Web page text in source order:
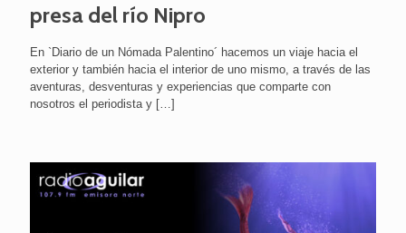
presa del río Nipro
En `Diario de un Nómada Palentino´ hacemos un viaje hacia el
exterior y también hacia el interior de uno mismo, a través de las
aventuras, desventuras y experiencias que comparte con
nosotros el periodista y […]